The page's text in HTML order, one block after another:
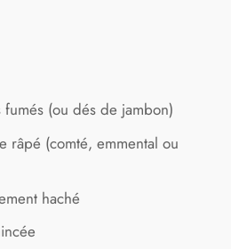
(ou dés de jambon)
râpé (comté, emmental ou
haché